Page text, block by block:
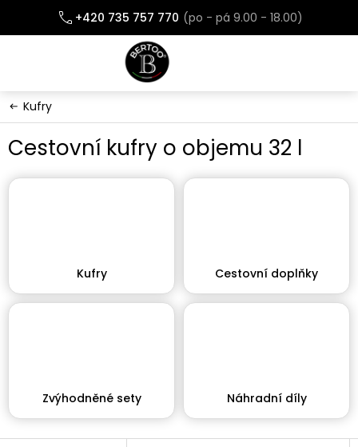
obsah
+420 735 757 770
Kufry
Cestovní kufry o objemu 32 l
Kufry Cestovní doplňky
Zvýhodněné sety Náhradní díly